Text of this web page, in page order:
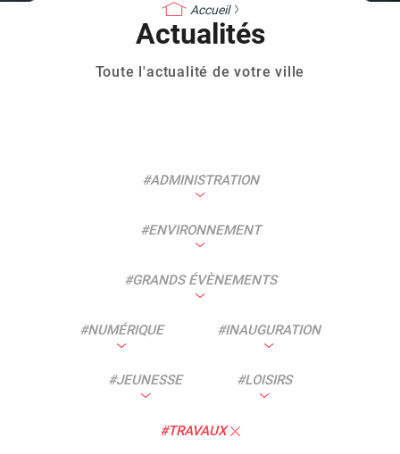
Carte d'identité /
Passeports
Naissance et
reconnaissance d'un
enfant
Mariage et PACS Décès
l'espace public
Accueil
Actualités
Toute l'actualité de votre ville
#ADMINISTRATION
#ENVIRONNEMENT
#GRANDS ÉVÈNEMENTS
#NUMÉRIQUE #INAUGURATION
#JEUNESSE #LOISIRS
#TRAVAUX